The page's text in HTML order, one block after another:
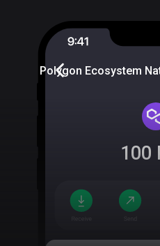
Polygon Ecosystem
100